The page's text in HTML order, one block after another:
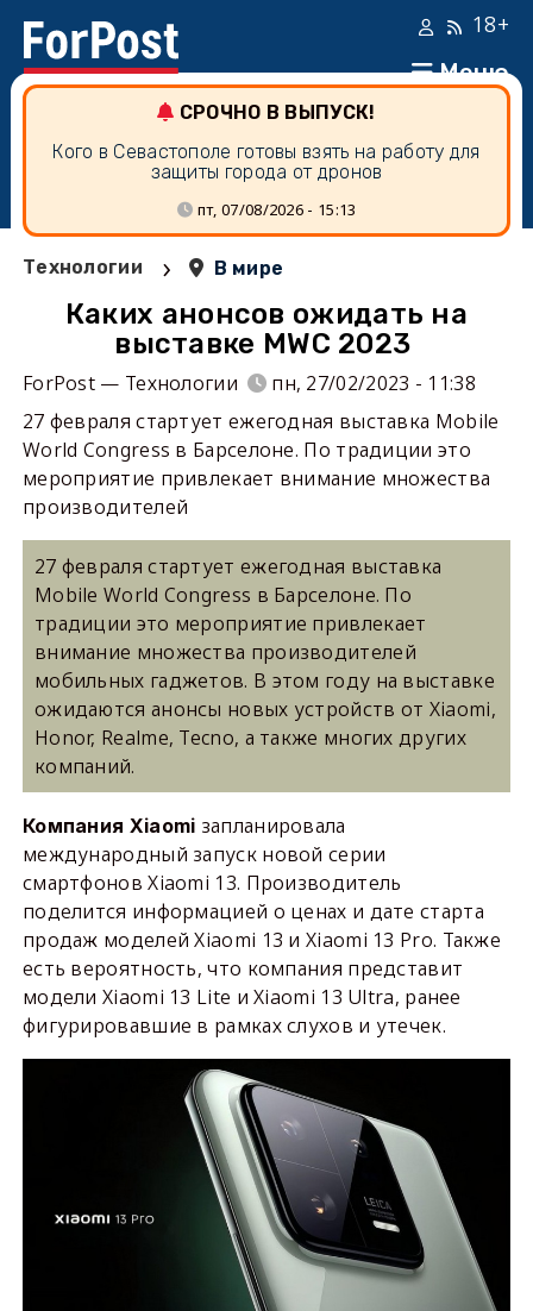
Меню
18+
СРОЧНО В ВЫПУСК!
Кого в Севастополе готовы взять на работу для
защиты города от дронов
пт, 07/08/2026 - 15:13
Технологии › В мире
Каких анонсов ожидать на
выставке MWC 2023
ForPost — Технологии
пн, 27/02/2023 - 11:38
27 февраля стартует ежегодная выставка Mobile
World Congress в Барселоне. По традиции это
мероприятие привлекает внимание множества
производителей
27 февраля стартует ежегодная выставка
Mobile World Congress в Барселоне. По
традиции это мероприятие привлекает
внимание множества производителей
мобильных гаджетов. В этом году на выставке
ожидаются анонсы новых устройств от Xiaomi,
Honor, Realme, Tecno, а также многих других
компаний.
Компания Xiaomi запланировала
международный запуск новой серии
смартфонов Xiaomi 13. Производитель
поделится информацией о ценах и дате старта
продаж моделей Xiaomi 13 и Xiaomi 13 Pro. Также
есть вероятность, что компания представит
модели Xiaomi 13 Lite и Xiaomi 13 Ultra, ранее
фигурировавшие в рамках слухов и утечек.